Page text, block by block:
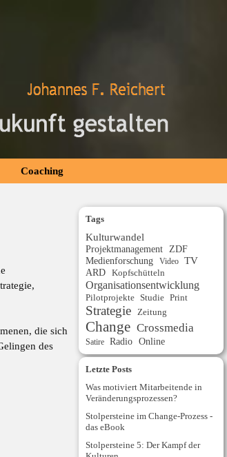
Coaching
die sich
des
Tags
Kulturwandel
Projektmanagement
ZDF
Medienforschung
Video TV
ARD Kopfschütteln
Organisationsentwicklung
Pilotprojekte Studie Print
Strategie Zeitung
Change Crossmedia
Satire Radio Online
Letzte Posts
Was motiviert Mitarbeitende in
Veränderungsprozessen?
Stolpersteine im Change-Prozess -
das eBook
Stolpersteine 5: Der Kampf der